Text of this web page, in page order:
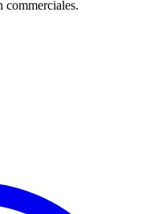
commerciales.